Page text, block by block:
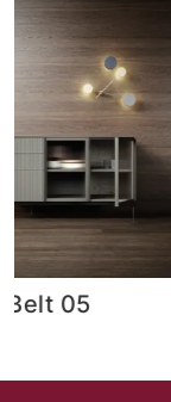
Belt 03